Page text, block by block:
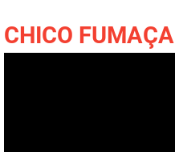
CHICO FUMAÇA